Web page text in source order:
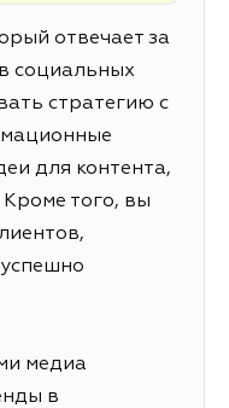
отвечает за
социальных
стратегию с
для контента,
того, вы
медиа
в